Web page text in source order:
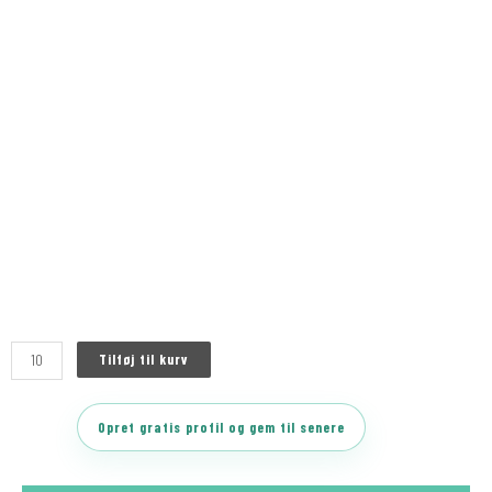
Tilføj til kurv
Opret gratis profil og gem til senere